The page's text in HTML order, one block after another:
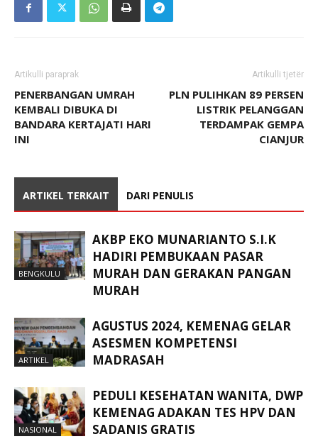
Artikulli paraprak
PENERBANGAN UMRAH
KEMBALI DIBUKA DI
BANDARA KERTAJATI HARI
INI
Artikulli tjetër
PLN PULIHKAN 89 PERSEN
LISTRIK PELANGGAN
TERDAMPAK GEMPA
CIANJUR
ARTIKEL TERKAIT DARI PENULIS
BENGKULU
AKBP EKO MUNARIANTO S.I.K
HADIRI PEMBUKAAN PASAR
MURAH DAN GERAKAN PANGAN
MURAH
ARTIKEL
AGUSTUS 2024, KEMENAG GELAR
ASESMEN KOMPETENSI
MADRASAH
NASIONAL
PEDULI KESEHATAN WANITA, DWP
KEMENAG ADAKAN TES HPV DAN
SADANIS GRATIS